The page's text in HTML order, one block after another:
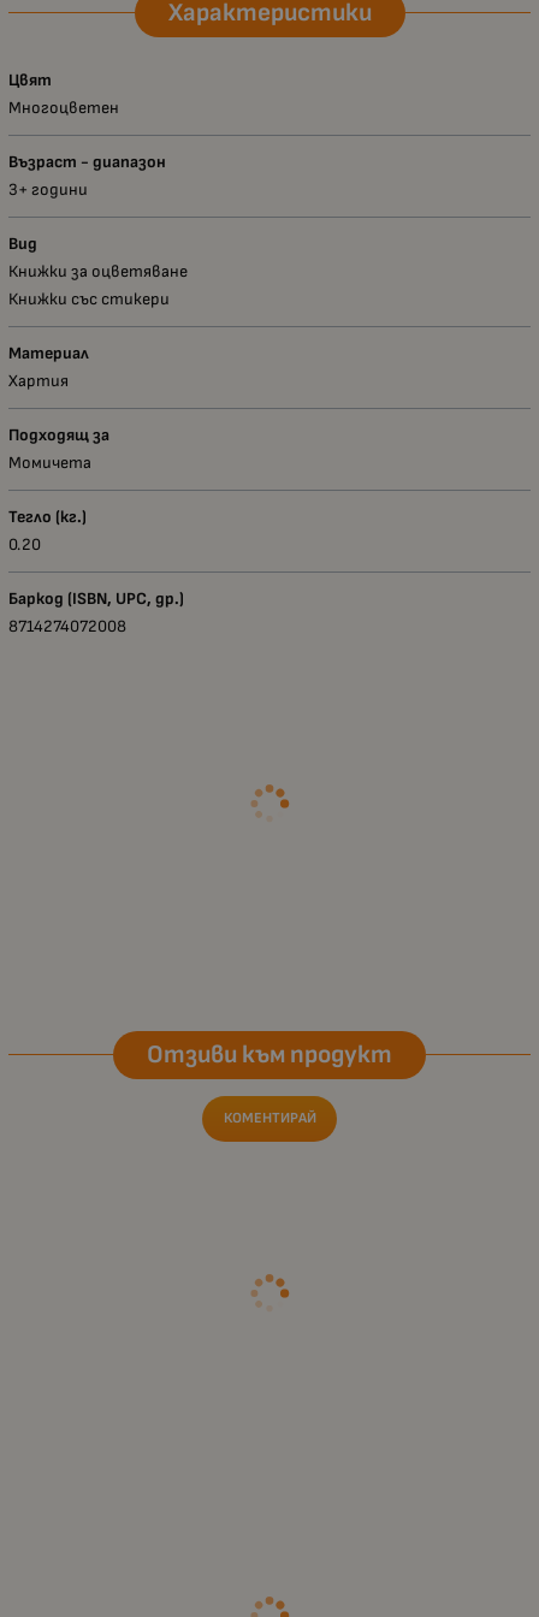
Характеристики
Цвят
Многоцветен
Възраст - диапазон
3+ години
Вид
Книжки за оцветяване
Книжки със стикери
Материал
Хартия
Подходящ за
Момичета
Тегло (кг.)
0.20
Баркод (ISBN, UPC, др.)
8714274072008
Отзиви към продукт
КОМЕНТИРАЙ